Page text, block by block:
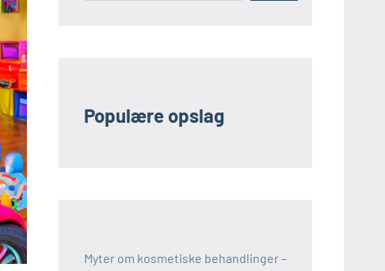
Populære opslag
Myter om kosmetiske behandlinger –